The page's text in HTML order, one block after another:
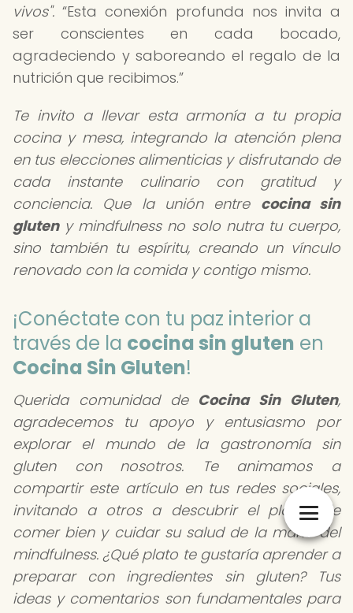
vivos".
Esta conexión profunda nos invita a
ser conscientes en cada bocado,
agradeciendo y saboreando el regalo de la
nutrición que recibimos.
Te invito a llevar esta armonía a tu propia
cocina y mesa, integrando la atención plena
en tus elecciones alimenticias y disfrutando de
cada instante culinario con gratitud y
conciencia. Que la unión entre cocina sin
gluteny mindfulness no solo nutra tu cuerpo,
sino también tu espíritu, creando un vínculo
renovado con la comida y contigo mismo.
¡Conéctate con tu paz interior a
través de la cocina sin gluten en
Cocina Sin Gluten!
Querida comunidad de Cocina Sin Gluten,
agradecemos tu apoyo y entusiasmo por
explorar el mundo de la gastronomía sin
gluten con nosotros. Te animamos a
compartir este artículo en tus redes sociales,
invitando a otros a descubrir el placer de
comer bien y cuidar su salud de la mano del
mindfulness. ¿Qué plato te gustaría aprender a
preparar con ingredientes sin gluten? Tus
ideas y comentarios son fundamentales para